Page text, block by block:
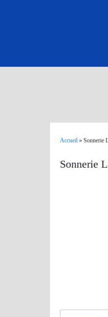
Accueil » Sonnerie
Sonnerie